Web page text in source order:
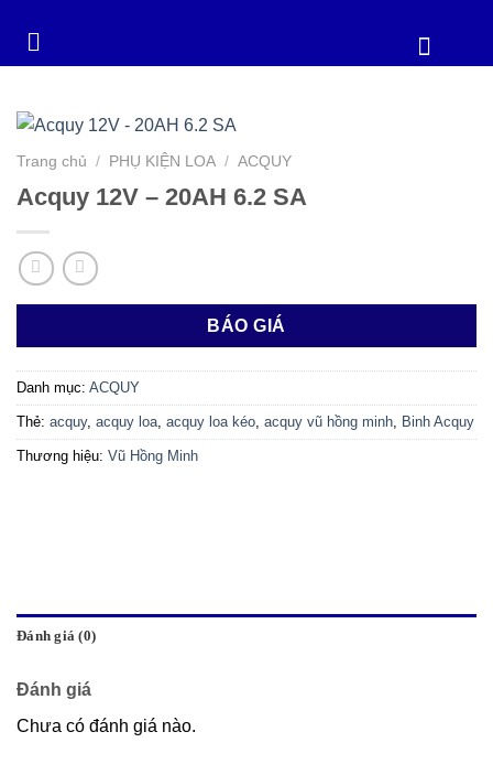
Trang chủ / PHỤ KIỆN LOA / ACQUY
Acquy 12V – 20AH 6.2 SA
BÁO GIÁ
Danh mục: ACQUY
Thẻ: acquy, acquy loa acquy loa kéo acquy vũ hồng minh Binh Acquy
Thương hiệu: Vũ Hồng Minh
Đánh giá (0)
Đánh giá
Chưa có đánh giá nào.